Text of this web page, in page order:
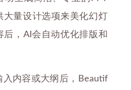
大量设计选项来美化幻灯
后，AI会自动优化排版和
入内容或大纲后，Beautif